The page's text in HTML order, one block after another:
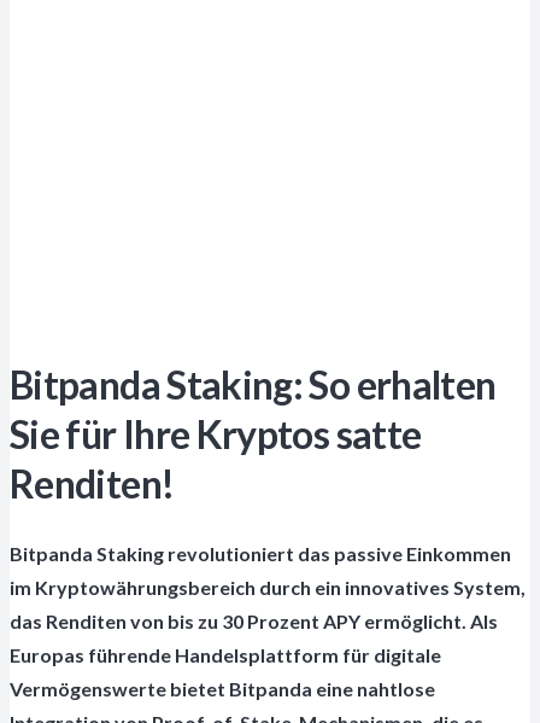
Bitpanda Staking: So erhalten
Sie für Ihre Kryptos satte
Renditen!
Bitpanda Staking revolutioniert das passive Einkommen
im Kryptowährungsbereich durch ein innovatives System,
das Renditen von bis zu 30 Prozent APY ermöglicht. Als
Europas führende Handelsplattform für digitale
Vermögenswerte bietet Bitpanda eine nahtlose